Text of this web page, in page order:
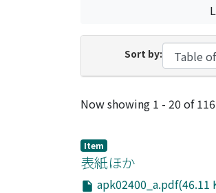
Sort by:
Recent
Now showing 1 - 20 of 116
Item
表紙ほか
apk02400_a.pdf(46.11